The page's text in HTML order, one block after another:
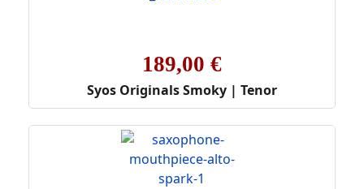
189,00 €
Syos Originals Smoky | Tenor